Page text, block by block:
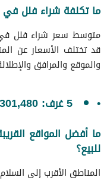
ما تكلفة شراء فلل في
قد تختلف الأسعار عن
والموقع والمرافق
5 غرف: 3,301,480 ريال سعودي
ما أفضل المواقع
للبيع؟
المناطق الأقرب إلى